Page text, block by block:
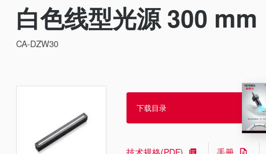
白色线型光源 300 mm
CA-DZW30
下载目录